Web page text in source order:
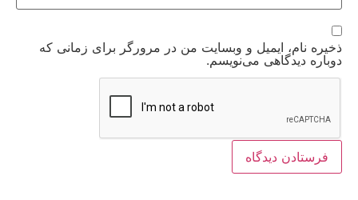
ذخیره نام، ایمیل و وبسایت من در مرورگر برای زمانی که
دوباره دیدگاهی می‌نویسم.